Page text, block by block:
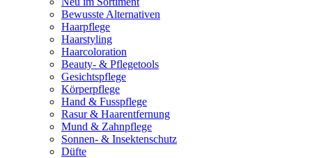
Bewusste Alternativen
Haarpflege
Haarstyling
Haarcoloration
Beauty- & Pflegetools
Gesichtspflege
Körperpflege
Hand & Fusspflege
Rasur & Haarentfernung
Mund & Zahnpflege
Sonnen- & Insektenschutz
Düfte